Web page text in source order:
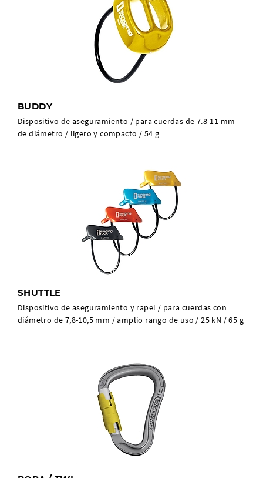
BUDDY
Dispositivo de aseguramiento / para cuerdas de 7.8-11 mm
de diámetro / ligero y compacto / 54 g
SHUTTLE
Dispositivo de aseguramiento y rapel / para cuerdas con
diámetro de 7,8-10,5 mm / amplio rango de uso / 25 kN / 65 g